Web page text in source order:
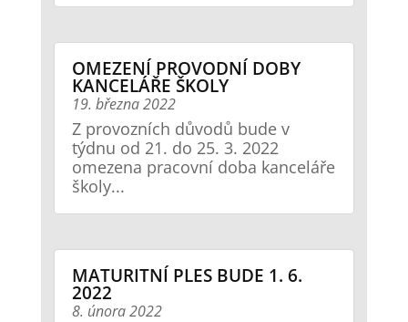
OMEZENÍ PROVODNÍ DOBY
KANCELÁŘE ŠKOLY
19. března 2022
Z provozních důvodů bude v
týdnu od 21. do 25. 3. 2022
omezena pracovní doba kanceláře
školy...
MATURITNÍ PLES BUDE 1. 6.
2022
8. února 2022